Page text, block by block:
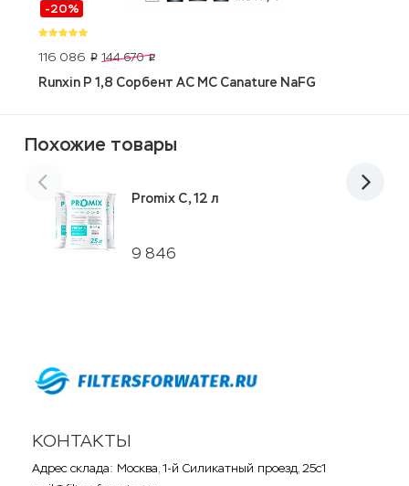
-20%
116 086 p 144 670 p
Runxin P 1,8 Сорбент АС МС Canature NaFG
Похожие товары
9 846
Promix C, 12 л
КОНТАКТЫ
Адрес склада: Москва, 1-й Силикатный проезд, 25с1